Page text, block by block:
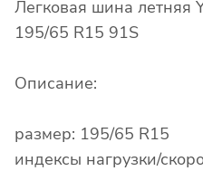
Легковая шина летняя
195/65 R15 91S
Описание:
размер: 195/65 R15
индексы нагрузки/